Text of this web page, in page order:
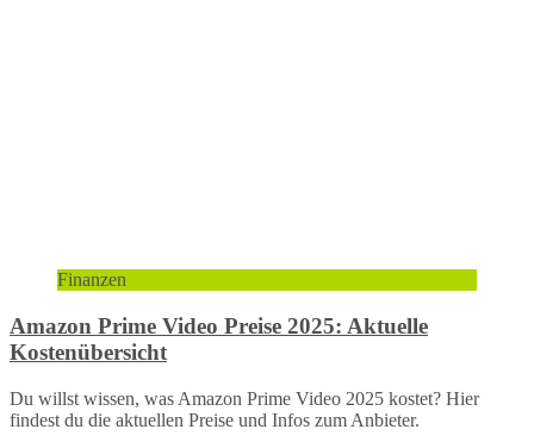
Finanzen
Amazon Prime Video Preise 2025: Aktuelle
Kostenübersicht
Du willst wissen, was Amazon Prime Video 2025 kostet? Hier
findest du die aktuellen Preise und Infos zum Anbieter.